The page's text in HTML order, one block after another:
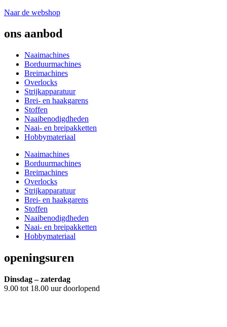
Naar de webshop
ons aanbod
Naaimachines
Borduurmachines
Breimachines
Overlocks
Strijkapparatuur
Brei- en haakgarens
Stoffen
Naaibenodigdheden
Naai- en breipakketten
Hobbymateriaal
Naaimachines
Borduurmachines
Breimachines
Overlocks
Strijkapparatuur
Brei- en haakgarens
Stoffen
Naaibenodigdheden
Naai- en breipakketten
Hobbymateriaal
openingsuren
Dinsdag – zaterdag
9.00 tot 18.00 uur doorlopend